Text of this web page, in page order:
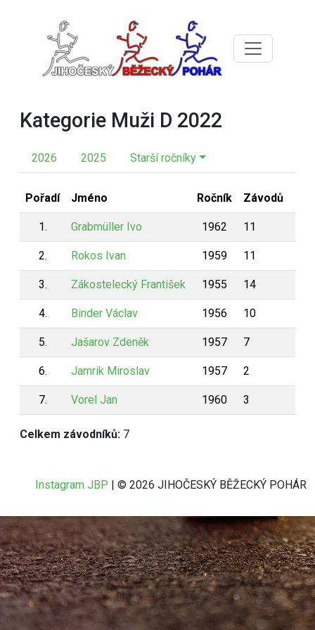
Kategorie Muži D 2022
2026 2025 Starší ročníky
Pořadí Jméno Ročník Závodů
1. Grabmüller Ivo 1962 11
2. Rokos Ivan 1959 11
3. Zákostelecký František 1955 14
4. Binder Václav 1956 10
5. Jašarov Zdeněk 1957 7
6. Jamrik Miroslav 1957 2
7. Vorel Jan 1960 3
Celkem závodníků: 7
Instagram JBP | © 2026 JIHOČESKÝ BĚŽECKÝ POHÁR